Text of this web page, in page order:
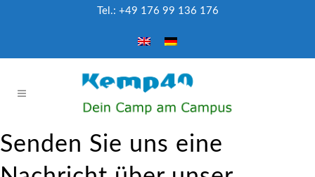
Tel.: +49 176 99 136 176
Senden Sie uns eine